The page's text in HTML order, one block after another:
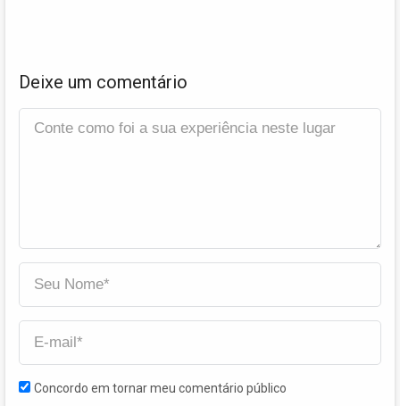
Deixe um comentário
Concordo em tornar meu comentário público